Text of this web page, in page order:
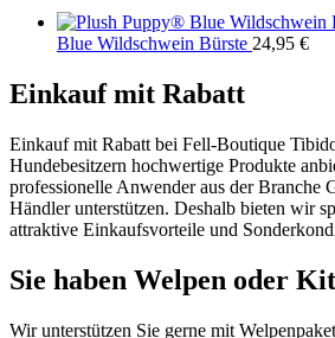
Blue Wildschwein Bürste 24,95 €
Einkauf mit Rabatt
Einkauf mit Rabatt bei Fell-Boutique
Hundebesitzern hochwertige Produkte
professionelle Anwender aus der Branche
Händler unterstützen. Deshalb bieten wir
attraktive Einkaufsvorteile und
Sie haben Welpen oder
Wir unterstützen Sie gerne mit